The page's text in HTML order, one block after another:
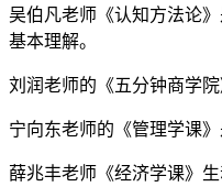
吴伯凡老师《认知方法论
基本理解。
刘润老师的《五分钟商学
宁向东老师的《管理学课
薛兆丰老师《经济学课》生